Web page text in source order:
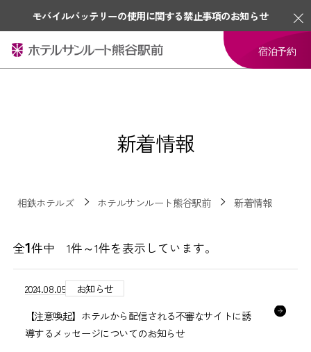
モバイルバッテリーの使用に関する禁止事項のお知らせ
宿泊予約
新着情報
相鉄ホテルズ ホテルサンルート熊谷駅前 新着情報
全1件中 1件～1件を表示しています。
2024.08.05
お知らせ
【注意喚起】ホテルから配信される不審なサイトに誘
導するメッセージについてのお知らせ